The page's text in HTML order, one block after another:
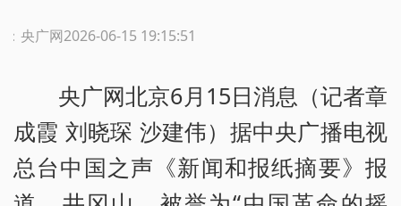
2026-06-15 19:15:51
：央广网
央广网北京6月15日消息（记者章
成霞 刘晓琛 沙建伟）据中央广播电视
总台中国之声《新闻和报纸摘要》报